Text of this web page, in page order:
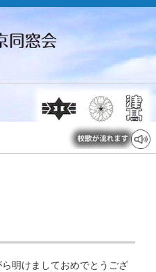
明けましておめでとうござ